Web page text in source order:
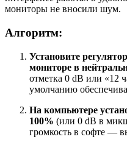
мониторы не вносили шум.
Алгоритм:
Установите
мониторе в
отметка 0 dB или «12
умолчанию
На компьютере
100% (или 0 dB в
громкость в софте —